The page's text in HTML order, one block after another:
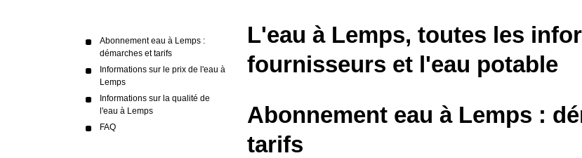
Abonnement eau à Lemps :
démarches et tarifs
Informations sur le prix de l'eau à
Lemps
Informations sur la qualité de
l'eau à Lemps
FAQ
L'eau à Lemps, toutes les
fournisseurs et l'eau potable
Abonnement eau à Lemps :
tarifs